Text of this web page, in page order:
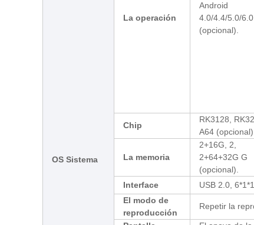
OS Sistema
La operación
Android
4.0/4.4/5.0/6.0
(opcional).
Chip
RK3128,
A64 (opcional).
La memoria
2+16G, 2,
2+64+32G G
(opcional).
Interface
USB 2.0,
El modo de
reproducción
Repetir la